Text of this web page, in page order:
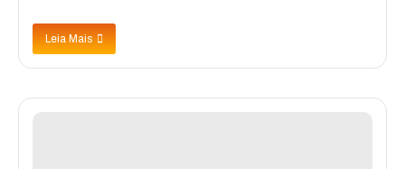
Leia Mais